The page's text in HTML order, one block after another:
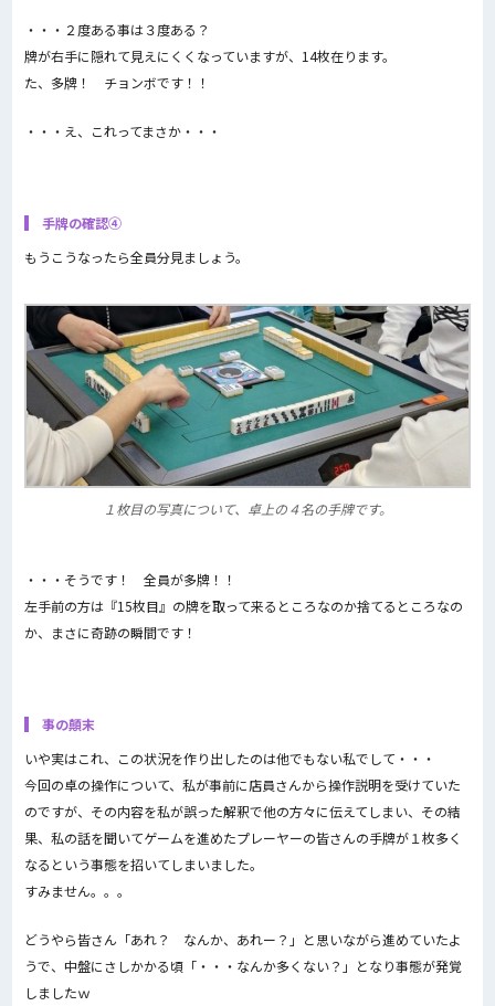
・・・２度ある事は３度ある？
牌が右手に隠れて見えにくくなっていますが、14枚在ります。
た、多牌！ チョンボです！！
・・・え、これってまさか・・・
手牌の確認④
もうこうなったら全員分見ましょう。
１枚目の写真について、卓上の４名の手牌です。
・・・そうです！ 全員が多牌！！
左手前の方は『15枚目』の牌を取って来るところなのか捨てるところなの
か、まさに奇跡の瞬間です！
事の顛末
いや実はこれ、この状況を作り出したのは他でもない私でして・・・
今回の卓の操作について、私が事前に店員さんから操作説明を受けていた
のですが、その内容を私が誤った解釈で他の方々に伝えてしまい、その結
果、私の話を聞いてゲームを進めたプレーヤーの皆さんの手牌が１枚多く
なるという事態を招いてしまいました。
すみません。。。
どうやら皆さん「あれ？ なんか、あれー？」と思いながら進めていたよ
うで、中盤にさしかかる頃「・・・なんか多くない？」となり事態が発覚
しましたｗ